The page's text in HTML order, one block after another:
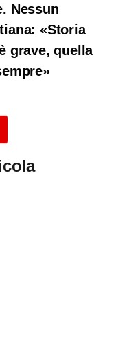
Nessun
«Storia
grave, quella